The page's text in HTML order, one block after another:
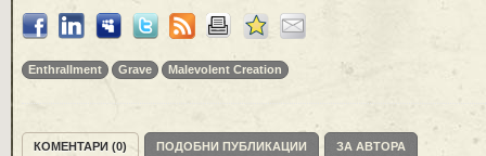
Enthrallment Grave Malevolent Creation
КОМЕНТАРИ (0) ПОДОБНИ ПУБЛИКАЦИИ ЗА АВТОРА